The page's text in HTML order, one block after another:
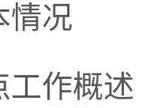
情况
工作概述